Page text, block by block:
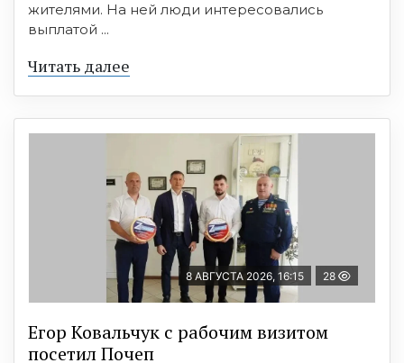
жителями. На ней люди интересовались
выплатой ...
Читать далее
8 АВГУСТА 2026, 16:15 28
Егор Ковальчук с рабочим визитом
посетил Почеп